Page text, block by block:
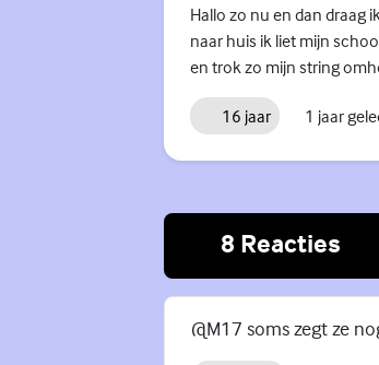
Hallo zo nu en dan draag
naar huis ik liet mijn
en trok zo mijn string
16 jaar 1 jaar
8 Reacties
@M17 soms zegt ze